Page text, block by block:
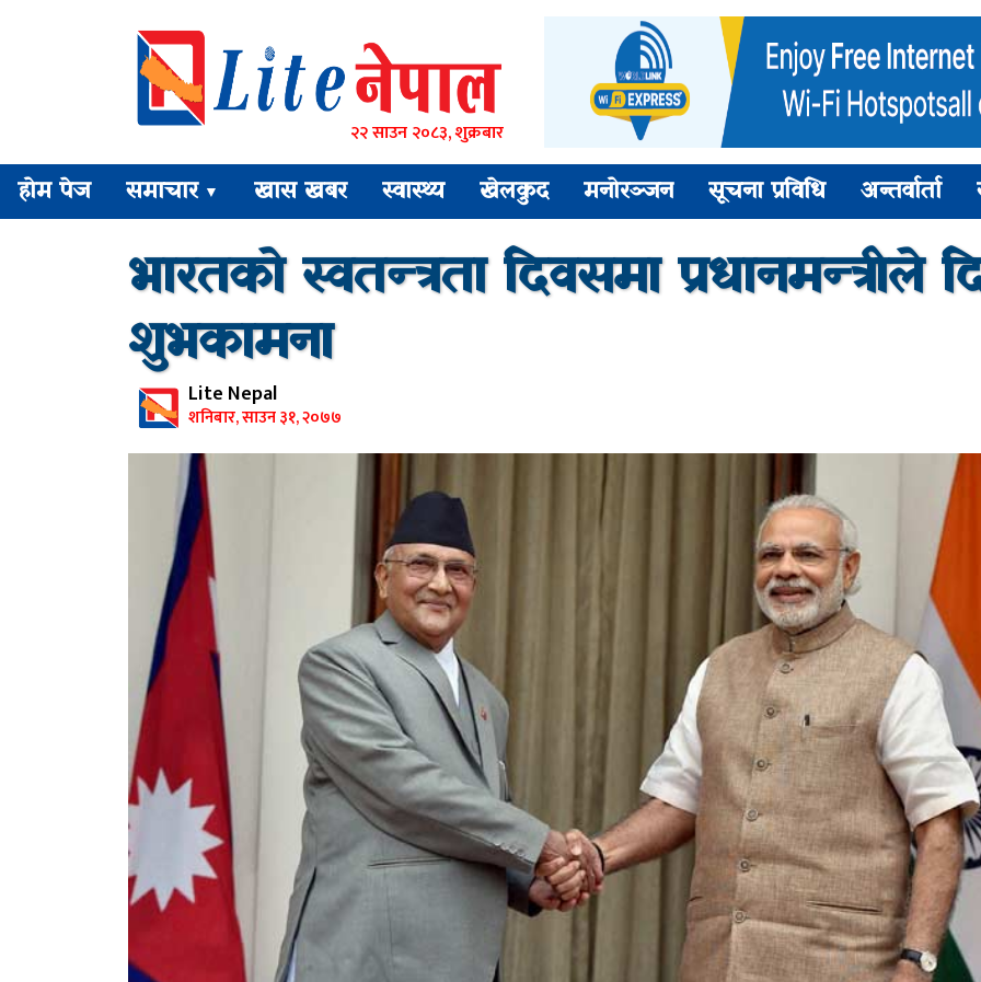
२२ साउन २०८३, शुक्रबार
होम पेज समाचार ▼ खास खबर स्वास्थ्य खेलकुद मनोरञ्जन सूचना प्रविधि अन्तर्वार्ता
भारतको स्वतन्त्रता दिवसमा प्रधानमन्त्रीले
शुभकामना
Lite Nepal
शनिबार, साउन ३१, २०७७